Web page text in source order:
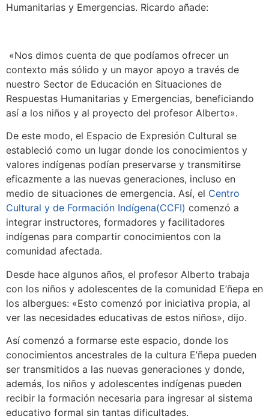
Humanitarias y Emergencias. Ricardo añade:
«Nos dimos cuenta de que podíamos ofrecer un
contexto más sólido y un mayor apoyo a través de
nuestro Sector de Educación en Situaciones de
Respuestas Humanitarias y Emergencias, beneficiando
así a los niños y al proyecto del profesor Alberto».
De este modo, el Espacio de Expresión Cultural se
estableció como un lugar donde los conocimientos y
valores indígenas podían preservarse y transmitirse
eficazmente a las nuevas generaciones, incluso en
medio de situaciones de emergencia. Así, el Centro
Cultural y de Formación Indígena(CCFI) comenzó a
integrar instructores, formadores y facilitadores
indígenas para compartir conocimientos con la
comunidad afectada.
Desde hace algunos años, el profesor Alberto trabaja
con los niños y adolescentes de la comunidad E’ñepa en
los albergues: «Esto comenzó por iniciativa propia, al
ver las necesidades educativas de estos niños», dijo.
Así comenzó a formarse este espacio, donde los
conocimientos ancestrales de la cultura E’ñepa pueden
ser transmitidos a las nuevas generaciones y donde,
además, los niños y adolescentes indígenas pueden
recibir la formación necesaria para ingresar al sistema
educativo formal sin tantas dificultades.